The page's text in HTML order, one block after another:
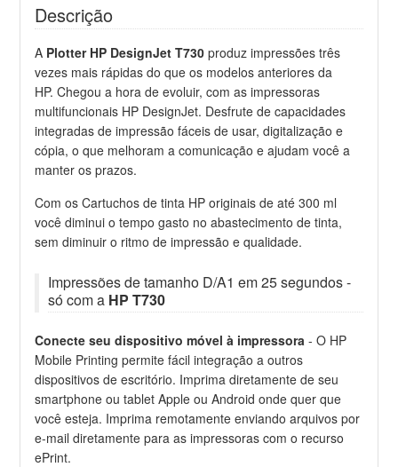
Descrição
A Plotter HP DesignJet T730 produz impressões três
vezes mais rápidas do que os modelos anteriores da
HP. Chegou a hora de evoluir, com as impressoras
multifuncionais HP DesignJet. Desfrute de capacidades
integradas de impressão fáceis de usar, digitalização e
cópia, o que melhoram a comunicação e ajudam você a
manter os prazos.
Com os Cartuchos de tinta HP originais de até 300 ml
você diminui o tempo gasto no abastecimento de tinta,
sem diminuir o ritmo de impressão e qualidade.
Impressões de tamanho D/A1 em 25 segundos -
só com a HP T730
Conecte seu dispositivo móvel à impressora - O HP
Mobile Printing permite fácil integração a outros
dispositivos de escritório. Imprima diretamente de seu
smartphone ou tablet Apple ou Android onde quer que
você esteja. Imprima remotamente enviando arquivos por
e-mail diretamente para as impressoras com o recurso
ePrint.